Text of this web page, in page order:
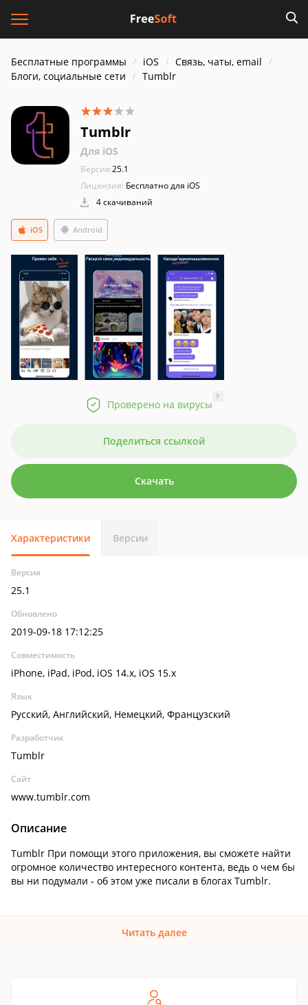
Бесплатные программы iOS
Связь, чаты, email
Блоги, социальные сети
Tumblr
Tumblr
Для iOS
Версия:25.1
Лицензия: Бесплатно для iOS
4 скачиваний
Android
iOS
Проверено на вирусы
?
Поделиться ссылкой
Скачать
Характеристики Версии
Версия
25.1
Обновлено
2019-09-18 17:12:25
Совместимость
iPhone, iPad, iPod, iOS 14.x, iOS 15.x
Язык
Русский, Английский, Немецкий, Французский
Разработчик
Tumblr
Сайт
www.tumblr.com
Описание
Tumblr При помощи этого приложения, вы сможете найти
огромное количество интересного контента, ведь о чем бы
вы ни подумали - об этом уже писали в блогах Tumblr.
Читать далее